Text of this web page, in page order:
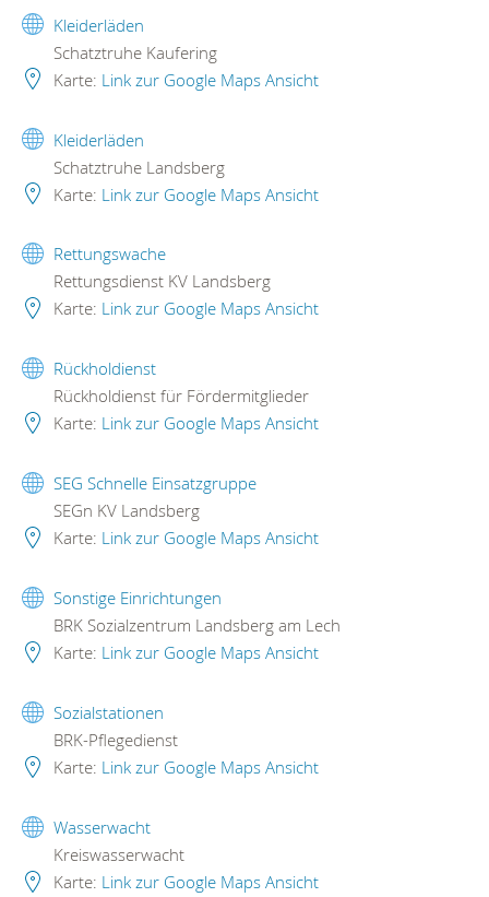
Kleiderläden
Schatztruhe Kaufering
Karte: Link zur Google Maps Ansicht
Kleiderläden
Schatztruhe Landsberg
Karte: Link zur Google Maps Ansicht
Rettungswache
Rettungsdienst KV Landsberg
Karte: Link zur Google Maps Ansicht
Rückholdienst
Rückholdienst für Fördermitglieder
Karte: Link zur Google Maps Ansicht
SEG Schnelle Einsatzgruppe
SEGn KV Landsberg
Karte: Link zur Google Maps Ansicht
Sonstige Einrichtungen
BRK Sozialzentrum Landsberg am Lech
Karte: Link zur Google Maps Ansicht
Sozialstationen
BRK-Pflegedienst
Karte: Link zur Google Maps Ansicht
Wasserwacht
Kreiswasserwacht
Karte: Link zur Google Maps Ansicht